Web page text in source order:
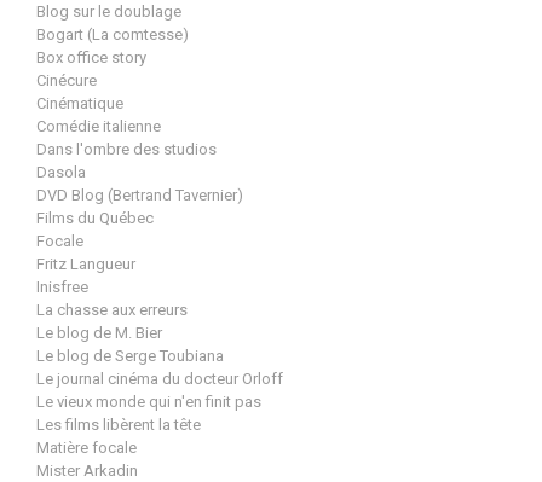
Blog sur le doublage
Bogart (La comtesse)
Box office story
Cinécure
Cinématique
Comédie italienne
Dans l'ombre des studios
Dasola
DVD Blog (Bertrand Tavernier)
Films du Québec
Focale
Fritz Langueur
Inisfree
La chasse aux erreurs
Le blog de M. Bier
Le blog de Serge Toubiana
Le journal cinéma du docteur Orloff
Le vieux monde qui n'en finit pas
Les films libèrent la tête
Matière focale
Mister Arkadin